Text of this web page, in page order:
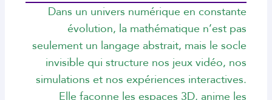
Dans un univers numérique en constante
évolution, la mathématique n’est pas
seulement un langage abstrait, mais le socle
invisible qui structure nos jeux vidéo, nos
simulations et nos expériences interactives.
Elle façonne les espaces 3D, anime les